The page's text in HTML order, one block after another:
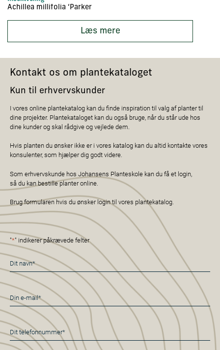
Achillea millifolia ‘Parker
Læs mere
Kontakt os om plantekataloget
Kun til erhvervskunder
I vores online plantekatalog kan du finde inspiration til valg af planter til
dine projekter. Plantekataloget kan du også bruge, når du står ude hos
dine kunder og skal rådgive og vejlede dem.
Hvis planten du ønsker ikke er i vores katalog kan du altid kontakte vores
konsulenter, som hjælper dig godt videre.
Som erhvervskunde hos Johansens Planteskole kan du få et login,
så du kan bestille planter online.
Brug formularen hvis du ønsker login til vores plantekatalog.
"*" indikerer påkrævede felter
Navn
*
E-
mail
*
Telefon
*